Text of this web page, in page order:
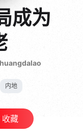
成为
内地
收藏